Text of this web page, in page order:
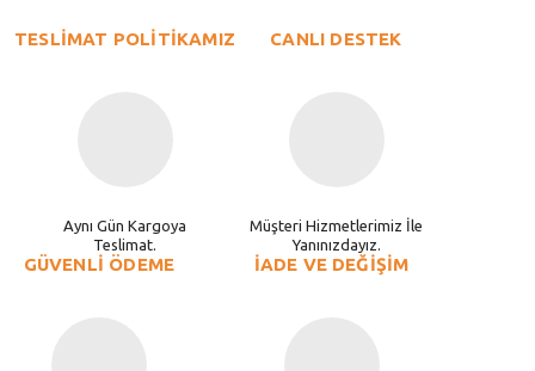
TESLİMAT POLİTİKAMIZ
Aynı Gün Kargoya
Teslimat.
CANLI DESTEK
Müşteri Hizmetlerimiz İle
Yanınızdayız.
GÜVENLİ ÖDEME İADE VE DEĞİŞİM